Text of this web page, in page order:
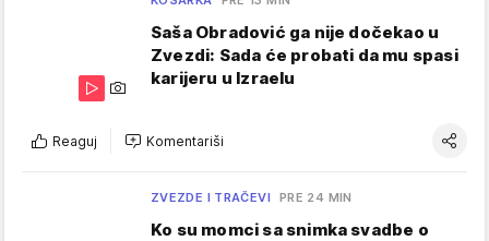
Saša Obradović ga nije dočekao u
Zvezdi: Sada će probati da mu spasi
karijeru u Izraelu
Reaguj Komentariši
ZVEZDE I TRAČEVI PRE 24 MIN
Ko su momci sa snimka svadbe o